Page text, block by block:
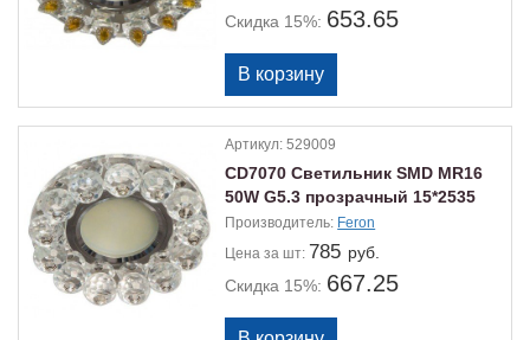
Скидка 15%: 653.65
Артикул:529009
CD7070 Светильник SMD MR16
50W G5.3 прозрачный 15*2535
Производитель: Feron
Цена за шт: 785 руб.
Скидка 15%: 667.25